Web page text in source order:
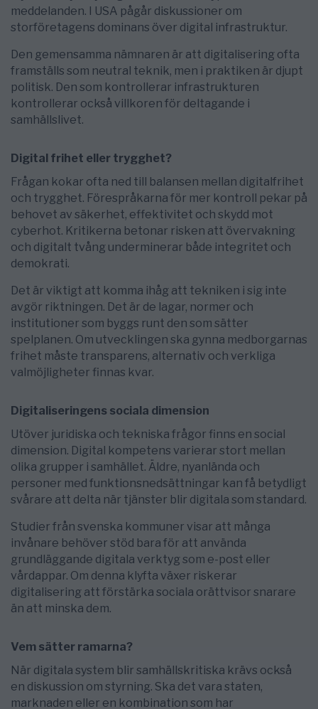
meddelanden. I USA pågår diskussioner om
storföretagens dominans över digital infrastruktur.
Den gemensamma nämnaren är att digitalisering ofta
framställs som neutral teknik, men i praktiken är djupt
politisk. Den som kontrollerar infrastrukturen
kontrollerar också villkoren för deltagande i
samhällslivet.
Digital frihet eller trygghet?
Frågan kokar ofta ned till balansen mellan digitalfrihet
och trygghet. Förespråkarna för mer kontroll pekar på
behovet av säkerhet, effektivitet och skydd mot
cyberhot. Kritikerna betonar risken att övervakning
och digitalt tvång underminerar både integritet och
demokrati.
Det är viktigt att komma ihåg att tekniken i sig inte
avgör riktningen. Det är de lagar, normer och
institutioner som byggs runt den som sätter
spelplanen. Om utvecklingen ska gynna medborgarnas
frihet måste transparens, alternativ och verkliga
valmöjligheter finnas kvar.
Digitaliseringens sociala dimension
Utöver juridiska och tekniska frågor finns en social
dimension. Digital kompetens varierar stort mellan
olika grupper i samhället. Äldre, nyanlända och
personer med funktionsnedsättningar kan få betydligt
svårare att delta när tjänster blir digitala som standard.
Studier från svenska kommuner visar att många
invånare behöver stöd bara för att använda
grundläggande digitala verktyg som e-post eller
vårdappar. Om denna klyfta växer riskerar
digitalisering att förstärka sociala orättvisor snarare
än att minska dem.
Vem sätter ramarna?
När digitala system blir samhällskritiska krävs också
en diskussion om styrning. Ska det vara staten,
marknaden eller en kombination som har